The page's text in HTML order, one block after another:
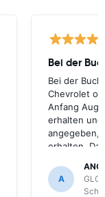
Bei der
Bei der
Chevrolet
Anfang
erhalten
angegeben,
erhalten.
optimal,
Schönefeld
A